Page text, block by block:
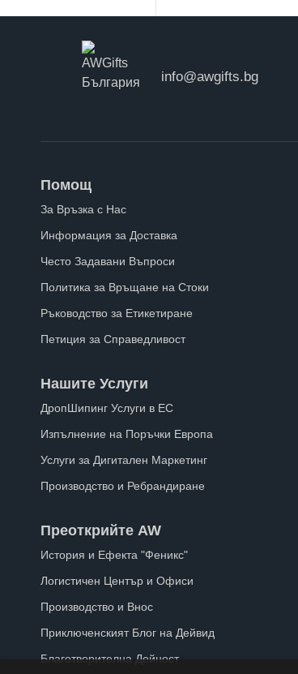
info@awgifts.bg
Помощ
За Връзка с Нас
Информация за Доставка
Често Задавани Въпроси
Политика за Връщане на Стоки
Ръководство за Етикетиране
Петиция за Справедливост
Нашите Услуги
ДропШипинг Услуги в ЕС
Изпълнение на Поръчки Европа
Услуги за Дигитален Маркетинг
Производство и Ребрандиране
Преоткрийте AW
История и Ефекта "Феникс"
Логистичен Център и Офиси
Производство и Внос
Приключенският Блог на Дейвид
Благотворителна Дейност